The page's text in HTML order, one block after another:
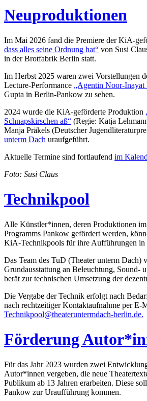
Neuproduktionen
Im Mai 2026 fand die Premiere der KiA-
dass alles seine Ordnung hat“ von Susi
in der Brotfabrik Berlin statt.
Im Herbst 2025 waren zwei Vorstellungen
Lecture-Performance „Agentin Noor-Inayat
Gupta in Berlin-Pankow zu sehen.
2024 wurde die KiA-geförderte Produktion
Schnapskirschen aß“ (Regie: Katja
Manja Präkels (Deutscher
unterm Dach uraufgeführt.
Aktuelle Termine sind fortlaufend im
Foto: Susi Claus
Technikpool
Alle Künstler*innen, deren Produktionen
Programms Pankow gefördert werden,
KiA-Technikpools für ihre Aufführungen in
Das Team des TuD (Theater unterm Dach)
Grundausstattung an Beleuchtung, Sound-
berät zur technischen Umsetzung der
Die Vergabe der Technik erfolgt nach
nach rechtzeitiger Kontaktaufnahme per E-
Technikpool@theateruntermdach-berlin.de.
Förderung
Für das Jahr 2023 wurden zwei
Autor*innen vergeben, die neue
Publikum ab 13 Jahren er­arbeiten. Diese
Pankow zur Ur­­auf­­führung kommen.